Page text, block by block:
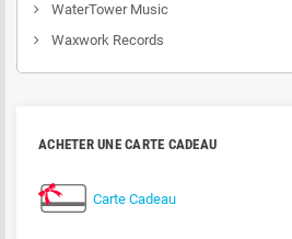
WaterTower Music
Waxwork Records
ACHETER UNE CARTE CADEAU
Carte Cadeau